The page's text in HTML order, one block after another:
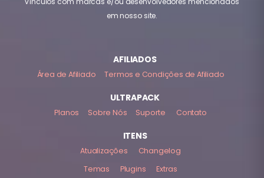
em nosso site.
AFILIADOS
Área de Afiliado Termos e Condições de Afiliado
ULTRAPACK
Planos Sobre Nós Suporte Contato
ITENS
Atualizações
Changelog
Temas
Plugins Extras